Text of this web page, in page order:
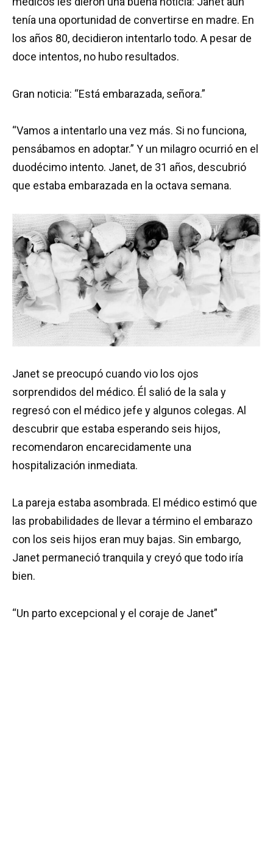
tenía una oportunidad de convertirse en madre. En
los años 80, decidieron intentarlo todo. A pesar de
doce intentos, no hubo resultados.
Gran noticia: “Está embarazada, señora.”
“Vamos a intentarlo una vez más. Si no funciona,
pensábamos en adoptar.” Y un milagro ocurrió en el
duodécimo intento. Janet, de 31 años, descubrió
que estaba embarazada en la octava semana.
Janet se preocupó cuando vio los ojos
sorprendidos del médico. Él salió de la sala y
regresó con el médico jefe y algunos colegas. Al
descubrir que estaba esperando seis hijos,
recomendaron encarecidamente una
hospitalización inmediata.
La pareja estaba asombrada. El médico estimó que
las probabilidades de llevar a término el embarazo
con los seis hijos eran muy bajas. Sin embargo,
Janet permaneció tranquila y creyó que todo iría
bien.
“Un parto excepcional y el coraje de Janet”